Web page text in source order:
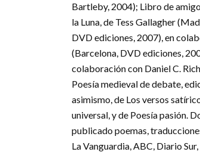
Bartleby, 2004); Libro de
la Luna, de Tess Gallagher
DVD ediciones, 2007), en
(Barcelona, DVD ediciones,
colaboración con Daniel C.
Poesía medieval de debate,
asimismo, de Los versos
universal, y de Poesía pasión.
publicado poemas,
La Vanguardia, ABC, Diario